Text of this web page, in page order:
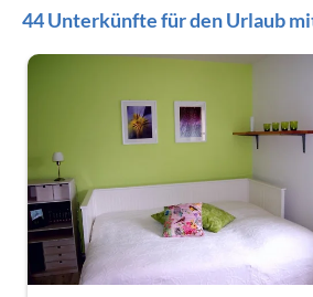
44 Unterkünfte für den Urlaub